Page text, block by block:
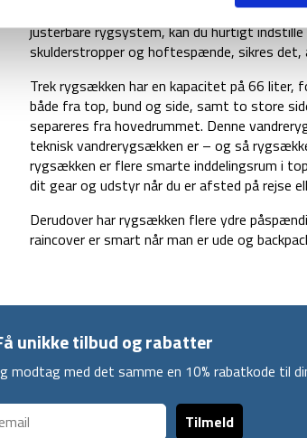
Trek 66 rygsækken er en
justerbare rygsystem, kan du hurtigt
skulderstropper og hoftespænde, sikres
Trek rygsækken har en kapacitet på 66
både fra top, bund og side, samt to store
separeres fra hovedrummet. Denne
teknisk vandrerygsækken er – og så
rygsækken er flere smarte inddelingsrum i
dit gear og udstyr når du er afsted på rejse
Derudover har rygsækken flere ydre
raincover er smart når man er ude og
unikke tilbud og rabatter
modtag med det samme en 10% rabatkode til
Tilmeld